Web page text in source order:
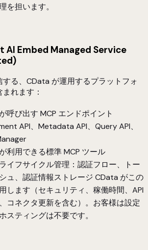
を担います。
AI Embed Managed Service
る、CData が運用するプラットフォ
れます：
呼び出す MCP エンドポイント
API、Metadata API、Query API、
利用できる標準 MCP ツール
イフサイクル管理：認証フロー、トー
ュ、認証情報ストレージ CData がこの
します（セキュリティ、稼働時間、API
コネクタ更新を含む）。お客様は設定
スティングは不要です。